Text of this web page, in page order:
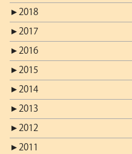
► 2018
► 2017
► 2016
► 2015
► 2014
► 2013
► 2012
► 2011